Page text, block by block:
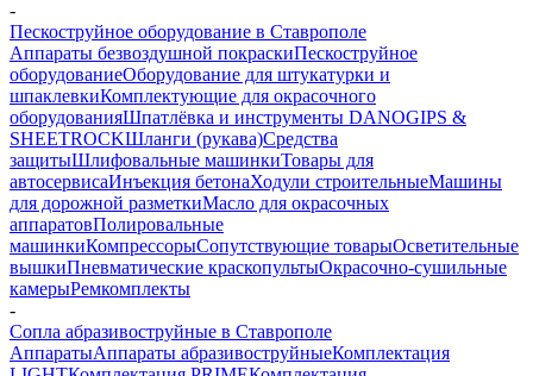
-
Пескоструйное оборудование в Ставрополе
Аппараты безвоздушной покраскиПескоструйное
оборудованиеОборудование для штукатурки и
шпаклевкиКомплектующие для окрасочного
оборудованияШпатлёвка и инструменты DANOGIPS &
SHEETROCKШланги (рукава)Средства
защитыШлифовальные машинкиТовары для
автосервисаИнъекция бетонаХодули строительныеМашины
для дорожной разметкиМасло для окрасочных
аппаратовПолировальные
машинкиКомпрессорыСопутствующие товарыОсветительные
вышкиПневматические краскопультыОкрасочно-сушильные
камерыРемкомплекты
-
Сопла абразивоструйные в Ставрополе
АппаратыАппараты абразивоструйныеКомплектация